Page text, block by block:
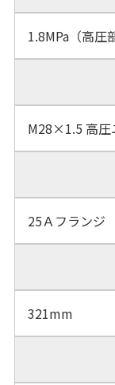
1.8MPa（高圧
M28×1.5 高圧
25Ａフランジ
321mm